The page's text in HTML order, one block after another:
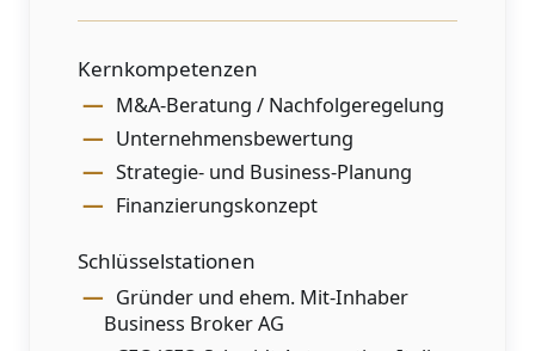
Kernkompetenzen
M&A-Beratung / Nachfolgeregelung
Unternehmensbewertung
Strategie- und Business-Planung
Finanzierungskonzept
Schlüsselstationen
Gründer und ehem. Mit-Inhaber
Business Broker AG